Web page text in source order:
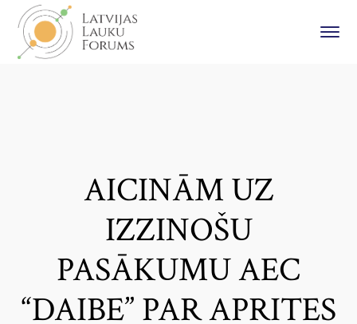
AICINĀM UZ
IZZINOŠU
PASĀKUMU AEC
“DAIBE” PAR APRITES